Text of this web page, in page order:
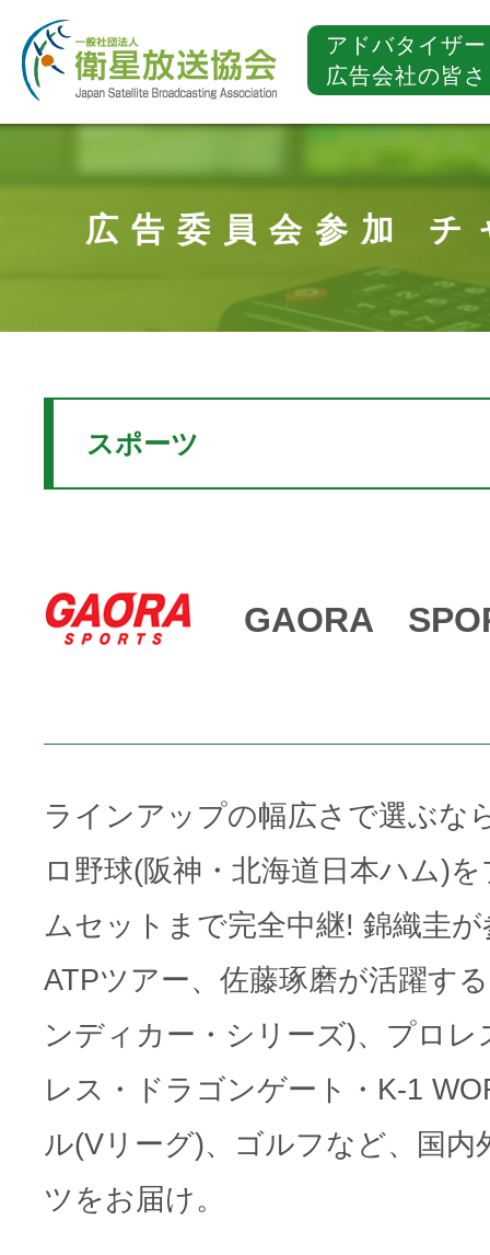
アドバタイザ
広告会社の皆
広告委員会参加 チ
スポーツ
GAORA
ラインアップの幅広さで選ぶな
ロ野球(阪神・北海道日本ハム)
ムセットまで完全中継! 錦織圭
ATPツアー、佐藤琢磨が活躍す
ンディカー・シリーズ)、プロレ
レス・ドラゴンゲート・K-1
ル(Vリーグ)、ゴルフなど、国
ツをお届け。